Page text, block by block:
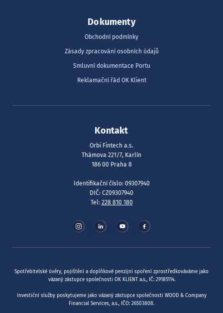
Dokumenty
Obchodní podmínky
Zásady zpracování osobních údajů
Smluvní dokumentace Portu
Reklamační řád OK Klient
Kontakt
Orbi Fintech a.s.
Thámova 221/7, Karlín
186 00 Praha 8
Identifikační číslo: 09307940
DIČ: CZ09307940
Tel: 228 810 180
Spotřebitelské úvěry, pojištění a doplňkové penzijní spoření zprostředkováváme jako
vázaný zástupce společnosti OK KLIENT a.s., IČ: 29185114.
Investiční služby poskytujeme jako vázaný zástupce společnosti WOOD & Company
Financial Services, a.s., IČO: 26503808.